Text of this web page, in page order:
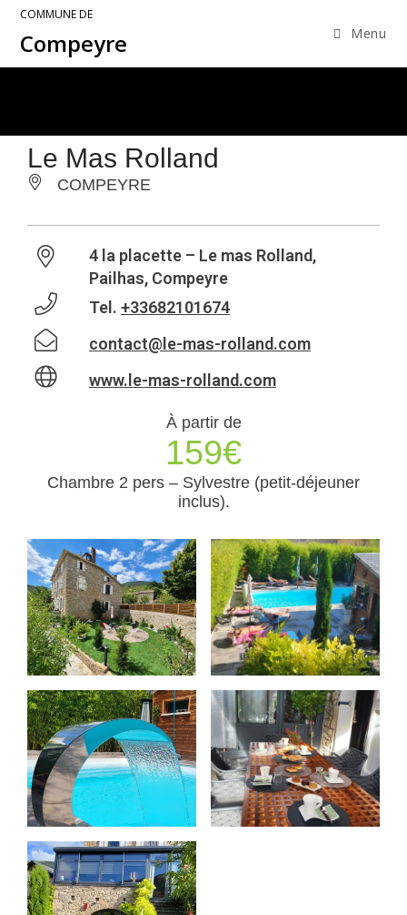
COMMUNE DE
Compeyre Menu
Le Mas Rolland
COMPEYRE
4 la placette – Le mas Rolland,
Pailhas, Compeyre
Tel. +33682101674
contact@le-mas-rolland.com
www.le-mas-rolland.com
À partir de
159€
Chambre 2 pers – Sylvestre (petit-déjeuner
inclus).